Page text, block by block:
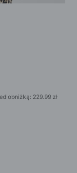
obniżką: 229.99 zł